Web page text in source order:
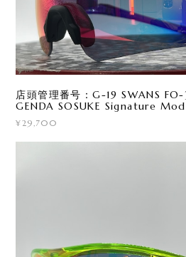
店頭管理番号：G-19 SWANS
GENDA SOSUKE Signature
¥29,700